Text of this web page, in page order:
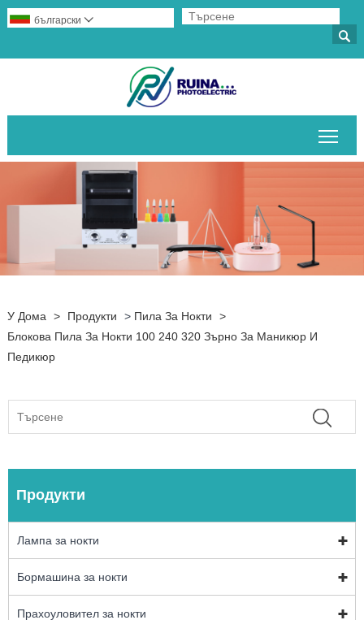

български 
У Дома > Продукти > Пила За Нокти
>
Блокова Пила За Нокти 100 240 320 Зърно За Маникюр И
Педикюр
Продукти
Лампа за нокти
Бормашина за нокти
Прахоуловител за нокти